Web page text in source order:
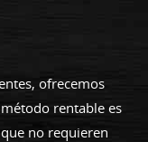
ofrecemos
rentable es
no requieren